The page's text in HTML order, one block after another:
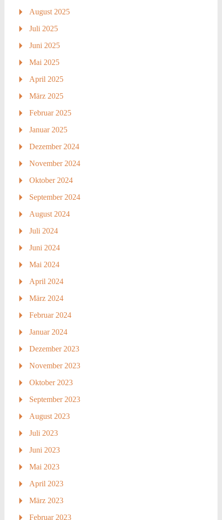
August 2025
Juli 2025
Juni 2025
Mai 2025
April 2025
März 2025
Februar 2025
Januar 2025
Dezember 2024
November 2024
Oktober 2024
September 2024
August 2024
Juli 2024
Juni 2024
Mai 2024
April 2024
März 2024
Februar 2024
Januar 2024
Dezember 2023
November 2023
Oktober 2023
September 2023
August 2023
Juli 2023
Juni 2023
Mai 2023
April 2023
März 2023
Februar 2023